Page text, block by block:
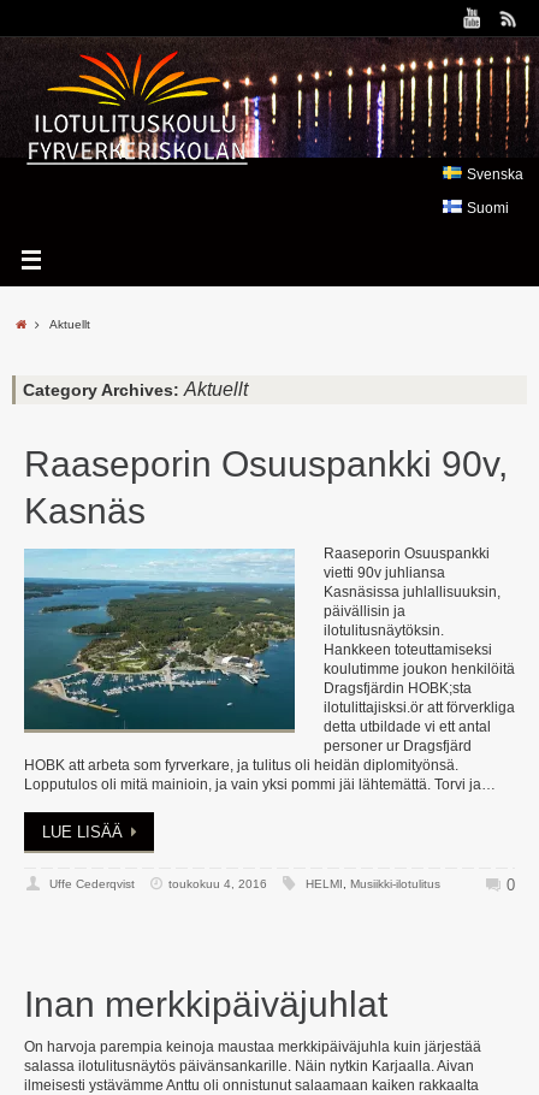
Svenska
Suomi
Aktuellt
Category Archives: Aktuellt
Raaseporin Osuuspankki 90v,
Kasnäs
Raaseporin Osuuspankki
vietti 90v juhliansa
Kasnäsissa juhlallisuuksin,
päivällisin ja
ilotulitusnäytöksin.
Hankkeen toteuttamiseksi
koulutimme joukon henkilöitä
Dragsfjärdin HOBK;sta
ilotulittajisksi.ör att förverkliga
detta utbildade vi ett antal
personer ur Dragsfjärd
HOBK att arbeta som fyrverkare, ja tulitus oli heidän diplomityönsä.
Lopputulos oli mitä mainioin, ja vain yksi pommi jäi lähtemättä. Torvi ja…
LUE LISÄÄ
Uffe Cederqvist toukokuu 4, 2016 HELMI Musiikki-ilotulitus 0
Inan merkkipäiväjuhlat
On harvoja parempia keinoja maustaa merkkipäiväjuhla kuin järjestää
salassa ilotulitusnäytös päivänsankarille. Näin nytkin Karjaalla. Aivan
ilmeisesti ystävämme Anttu oli onnistunut salaamaan kaiken rakkaalta